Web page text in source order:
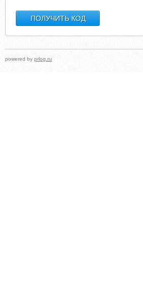
powered by prlog.ru